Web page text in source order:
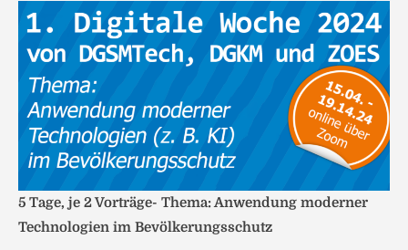
5 Tage, je 2 Vorträge- Thema: Anwendung moderner
Technologien im Bevölkerungsschutz